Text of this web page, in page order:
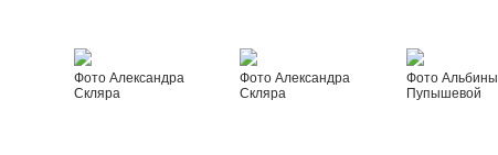
Фото Александра
Скляра
Фото Александра
Скляра
Фото Альбины
Пупышевой